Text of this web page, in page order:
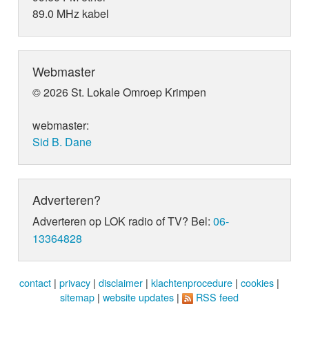
89.0 MHz kabel
Webmaster
© 2026 St. Lokale Omroep Krimpen
webmaster:
Sid B. Dane
Adverteren?
Adverteren op LOK radio of TV? Bel:06-
13364828
contact | privacy | disclaimer | klachtenprocedure | cookies |
sitemap | website updates | RSS feed